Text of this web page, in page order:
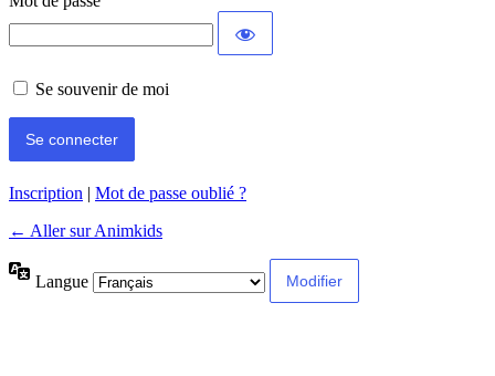
Se souvenir de moi
Inscription | Mot de passe oublié ?
← Aller sur Animkids
Langue